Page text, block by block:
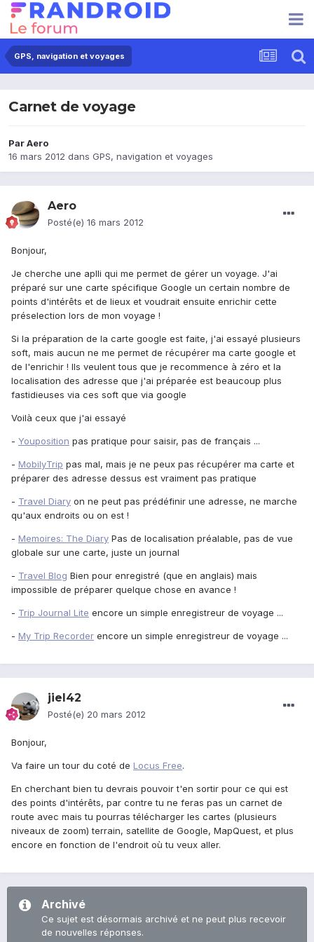
GPS, navigation et voyages
Carnet de voyage
ParAero
16 mars 2012 dans GPS, navigation et voyages
Aero
Posté(e) 16 mars 2012
Bonjour,
Je cherche une aplli qui me permet de gérer un voyage. J'ai
préparé sur une carte spécifique Google un certain nombre de
points d'intérêts et de lieux et voudrait ensuite enrichir cette
préselection lors de mon voyage !
Si la préparation de la carte google est faite, j'ai essayé plusieurs
soft, mais aucun ne me permet de récupérer ma carte google et
de l'enrichir ! Ils veulent tous que je recommence à zéro et la
localisation des adresse que j'ai préparée est beaucoup plus
fastidieuses via ces soft que via google
Voilà ceux que j'ai essayé
- Youposition pas pratique pour saisir, pas de français ...
- MobilyTrip pas mal, mais je ne peux pas récupérer ma carte et
préparer des adresse dessus est vraiment pas pratique
- Travel Diary on ne peut pas prédéfinir une adresse, ne marche
qu'aux endroits ou on est !
- Memoires: The Diary Pas de localisation préalable, pas de vue
globale sur une carte, juste un journal
- Travel Blog Bien pour enregistré (que en anglais) mais
impossible de préparer quelque chose en avance !
- Trip Journal Lite encore un simple enregistreur de voyage ...
- My Trip Recorder encore un simple enregistreur de voyage ...
jiel42
Posté(e) 20 mars 2012
Bonjour,
Va faire un tour du coté de Locus Free.
En cherchant bien tu devrais pouvoir t'en sortir pour ce qui est
des points d'intérêts, par contre tu ne feras pas un carnet de
route avec mais tu pourras télécharger les cartes (plusieurs
niveaux de zoom) terrain, satellite de Google, MapQuest, et plus
encore en fonction de l'endroit où tu veux aller.
Archivé
Ce sujet est désormais archivé et ne peut plus recevoir
de nouvelles réponses.